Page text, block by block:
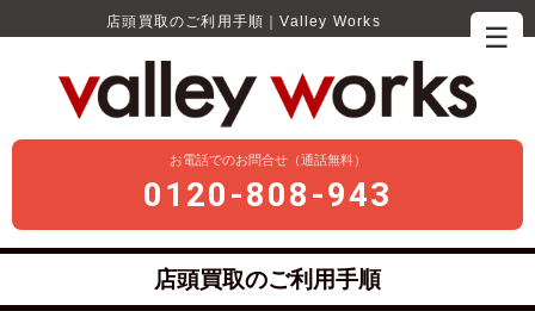
☰
店頭買取のご利用手順｜Valley Works
お電話でのお問合せ（通話無料）
0120-808-943
店頭買取のご利用手順